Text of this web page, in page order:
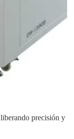
precisión y